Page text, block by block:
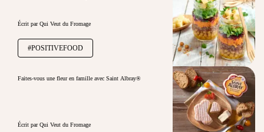
Écrit par Qui Veut du Fromage
#POSITIVEFOOD
Faites-vous une fleur en famille avec Saint Albray®
Écrit par Qui Veut du Fromage